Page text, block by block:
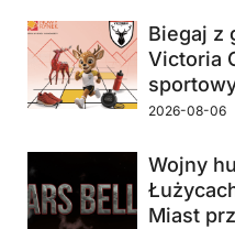
Biegaj z
Victoria
2026-08-06
Wojny
Miast